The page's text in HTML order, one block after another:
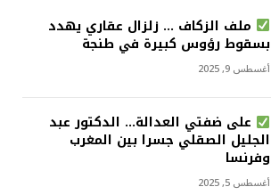
ملف الزكاف … زلزال عقاري يهدد
بسقوط رؤوس كبيرة في طنجة
أغسطس 9, 2025
على ضفتي العدالة… الدكتور عبد
الجليل الصقلي جسرا بين المغرب
وفرنسا
أغسطس 5, 2025